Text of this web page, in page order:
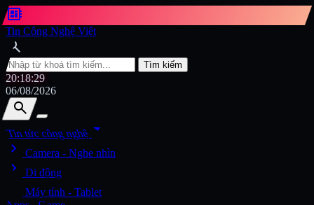
developer_board
Tin Công Nghệ Việt
search
Tìm kiếm
20:18:30
06/08/2026
search
search
Tin tức công nghệarrow_drop_down
chevron_right
Camera - Nghe nhìn
chevron_right Di động
Máy tính - Tablet